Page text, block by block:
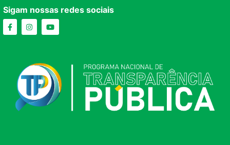
Sigam nossas redes sociais